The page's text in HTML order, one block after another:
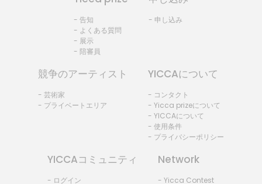
- 告知
- よくある質問
- 展示
- 陪審員
- 申し込み
競争のアーティスト
- 芸術家
- プライベートエリア
YICCAについて
- コンタクト
- Yicca prizeについて
- YICCAについて
- 使用条件
- プライバシーポリシー
YICCAコミュニティ
- ログイン
Network
- Yicca Contest